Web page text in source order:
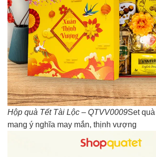
Hộp quà Tết Tài Lộc – QTVV0009Set
mang ý nghĩa may mắn, thịnh vượng